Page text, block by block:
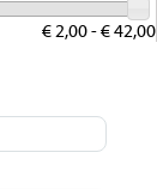
€ 2,00 - € 42,00